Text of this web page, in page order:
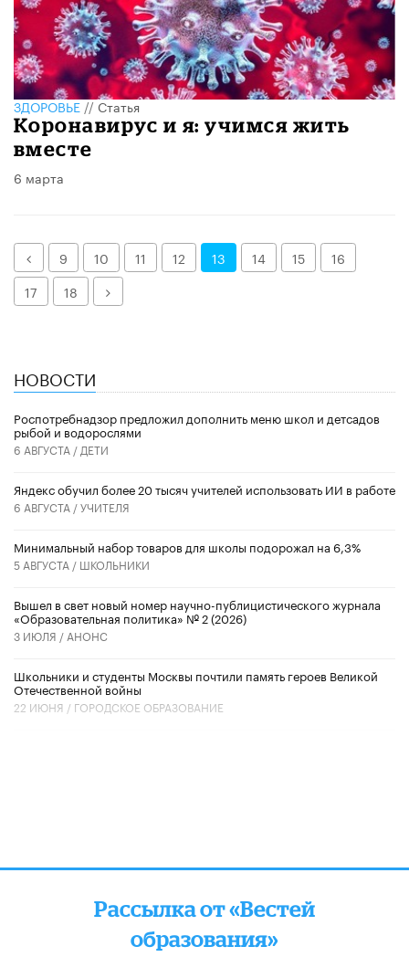
ЗДОРОВЬЕ//Статья
Коронавирус и я: учимся жить
вместе
6 марта
Назад
9 10 11 12 13 14 15
16
17
18 Далее
НОВОСТИ
Роспотребнадзор предложил дополнить меню школ и детсадов
рыбой и водорослями
6 АВГУСТА / ДЕТИ
​Яндекс обучил более 20 тысяч учителей использовать ИИ в работе
6 АВГУСТА /УЧИТЕЛЯ
Минимальный набор товаров для школы подорожал на 6,3%
5 АВГУСТА / ШКОЛЬНИКИ
Вышел в свет новый номер научно-публицистического журнала
«Образовательная политика» № 2 (2026)
3 ИЮЛЯ / АНОНС
Школьники и студенты Москвы почтили память героев Великой
Отечественной войны
22 ИЮНЯ / ГОРОДСКОЕ ОБРАЗОВАНИЕ
Рассылка от «Вестей
образования»